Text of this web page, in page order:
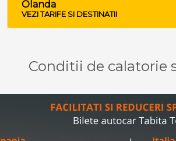
Olanda
VEZI TARIFE SI DESTINATII
Conditii de calatorie